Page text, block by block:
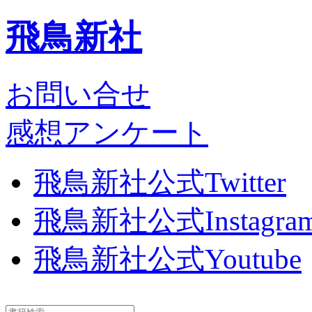
飛鳥新社
お問い合せ
感想アンケート
飛鳥新社公式Twitter
飛鳥新社公式
飛鳥新社公式Youtube